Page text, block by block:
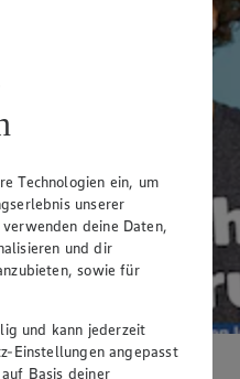
Technologien ein, um
unserer
deine Daten,
und dir
sowie für
und kann jederzeit
Einstellungen angepasst
Basis deiner